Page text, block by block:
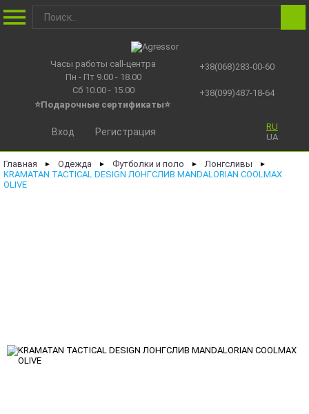
Часы работы call-центра
Пн - Пт 9.00 - 18.00
Сб 10.00 - 15.00
⭐Подарочные сертификаты⭐
+38(068)283-00-60
+38(099)487-18-64
RU
UA
Вход Регистрация
Главная ► Одежда ► Футболки и поло ► Лонгсливы ►
KRAMATAN TACTICAL DESIGN ЛОНГСЛИВ MANDALORIAN COOLMAX
OLIVE